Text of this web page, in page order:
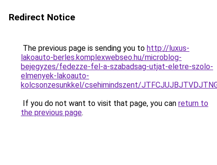
Redirect Notice
The previous page is sending you to http://luxus-
lakoauto-berles.komplexwebseo.hu/microblog-
bejegyzes/fedezze-fel-a-szabadsag-utjat-eletre-szolo-
elmenyek-lakoauto-
kolcsonzesunkkel/csehimindszent/
If you do not want to visit that page, you can return to
the previous page.